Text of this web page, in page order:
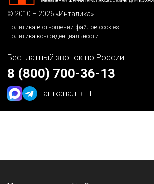
© 2010 – 2026 «Инталика»
Политика в отношении файлов cookies
Политика конфиденциальности
Бесплатный звонок по России
8 (800) 700-36-13
Нашканал в ТГ